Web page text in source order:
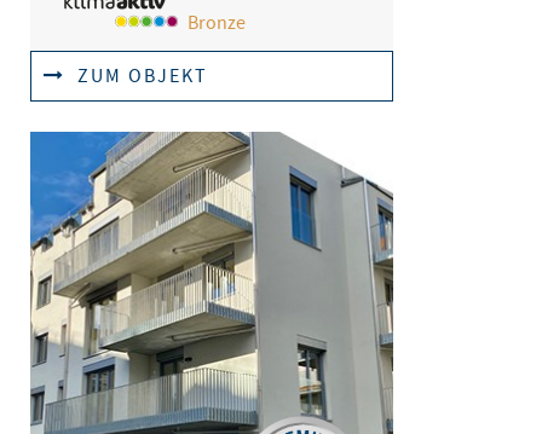
Bronze
ZUM OBJEKT